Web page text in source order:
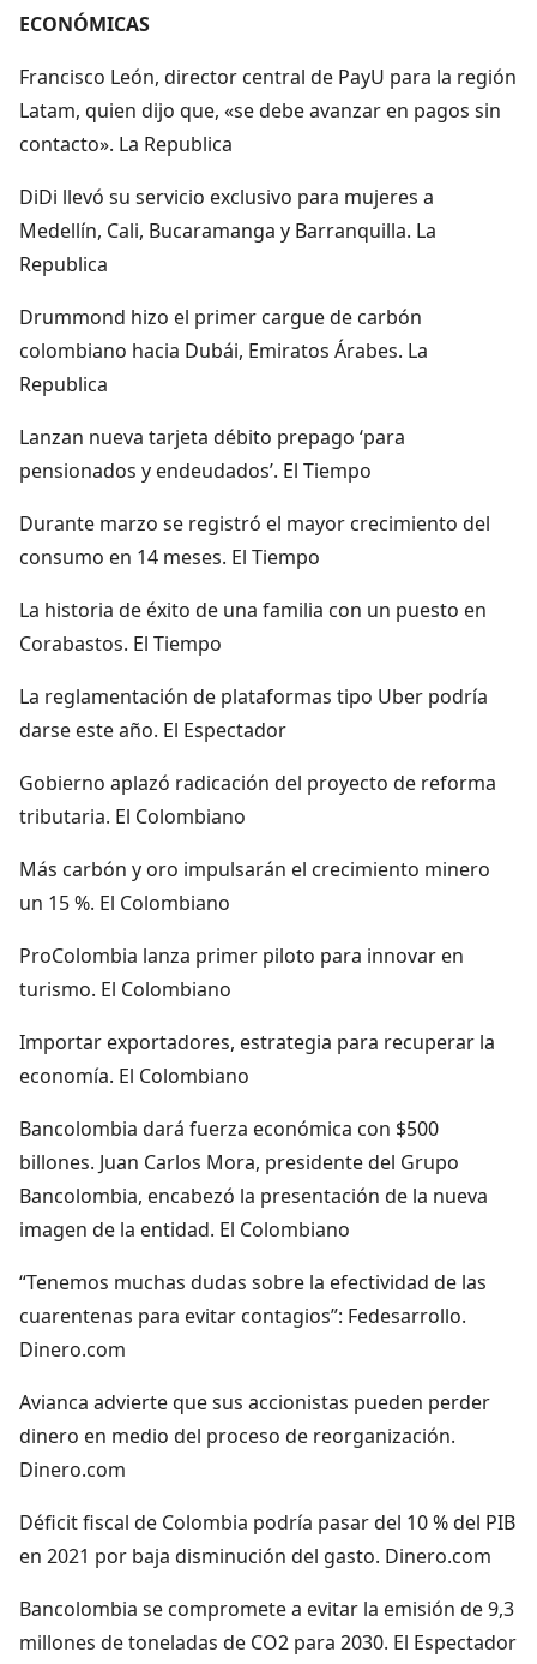
ECONÓMICAS
Francisco León, director central de PayU para la región
Latam, quien dijo que, «se debe avanzar en pagos sin
contacto». La Republica
DiDi llevó su servicio exclusivo para mujeres a
Medellín, Cali, Bucaramanga y Barranquilla. La
Republica
Drummond hizo el primer cargue de carbón
colombiano hacia Dubái, Emiratos Árabes. La
Republica
Lanzan nueva tarjeta débito prepago ‘para
pensionados y endeudados’. El Tiempo
Durante marzo se registró el mayor crecimiento del
consumo en 14 meses. El Tiempo
La historia de éxito de una familia con un puesto en
Corabastos. El Tiempo
La reglamentación de plataformas tipo Uber podría
darse este año. El Espectador
Gobierno aplazó radicación del proyecto de reforma
tributaria. El Colombiano
Más carbón y oro impulsarán el crecimiento minero
un 15 %. El Colombiano
ProColombia lanza primer piloto para innovar en
turismo. El Colombiano
Importar exportadores, estrategia para recuperar la
economía. El Colombiano
Bancolombia dará fuerza económica con $500
billones. Juan Carlos Mora, presidente del Grupo
Bancolombia, encabezó la presentación de la nueva
imagen de la entidad. El Colombiano
“Tenemos muchas dudas sobre la efectividad de las
cuarentenas para evitar contagios”: Fedesarrollo.
Dinero.com
Avianca advierte que sus accionistas pueden perder
dinero en medio del proceso de reorganización.
Dinero.com
Déficit fiscal de Colombia podría pasar del 10 % del PIB
en 2021 por baja disminución del gasto. Dinero.com
Bancolombia se compromete a evitar la emisión de 9,3
millones de toneladas de CO2 para 2030. El Espectador